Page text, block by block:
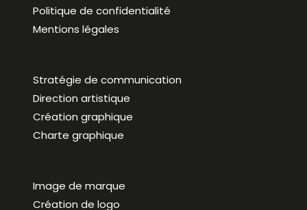
Politique de confidentialité
Mentions légales
Stratégie de communication
Direction artistique
Création graphique
Charte graphique
Image de marque
Création de logo